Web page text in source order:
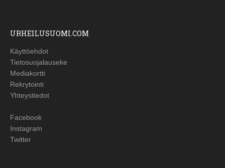
URHEILUSUOMI.COM
Käyttöehdot
Tietosuojalauseke
Mediakortti
Rekrytointi
Yhteystiedot
Facebook
Instagram
Twitter